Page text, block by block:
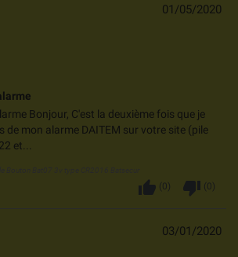
01/05/2020
Bonjour, C'est la deuxième fois que je
de mon alarme DAITEM sur votre site (pile
et...
thumb_up (0 ) thumb_down (0 )
03/01/2020